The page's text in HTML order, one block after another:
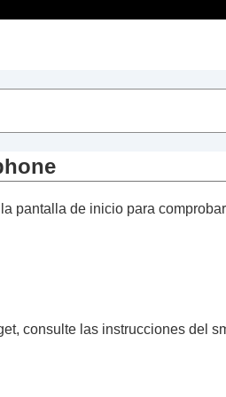
Connect”
pantalla de inicio para
consulte las instrucciones del